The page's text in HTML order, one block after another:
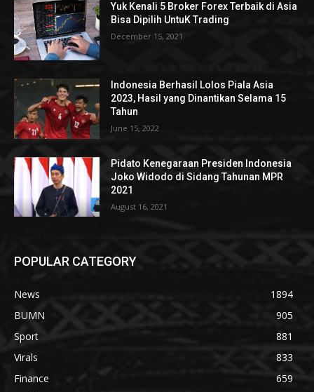
Yuk Kenali 5 Broker Forex Terbaik di Asia
Bisa Dipilih UntuK Trading
December 15, 2021
Indonesia Berhasil Lolos Piala Asia
2023, Hasil yang Dinantikan Selama 15
Tahun
June 15, 2022
Pidato Kenegaraan Presiden Indonesia
Joko Widodo di Sidang Tahunan MPR
2021
August 16, 2021
POPULAR CATEGORY
News
1894
BUMN
905
Sport
881
Virals
833
Finance
659